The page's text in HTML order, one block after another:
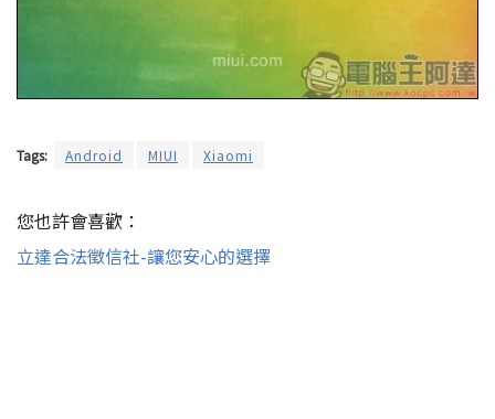
Tags: Android MIUI Xiaomi
您也許會喜歡：
立達合法徵信社-讓您安心的選擇